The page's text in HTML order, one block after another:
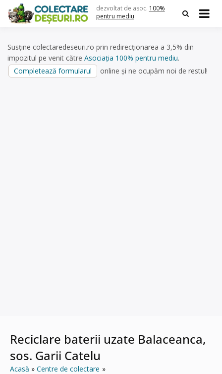
content
dezvoltat de asoc. 100%
pentru mediu
Susține colectaredeseuri.ro prin redirecționarea a 3,5% din
impozitul pe venit către Asociația 100% pentru mediu.
Completează formularul
online și ne ocupăm noi de restul!
Reciclare baterii uzate Balaceanca,
sos. Garii Catelu
Acasă
Centre de colectare